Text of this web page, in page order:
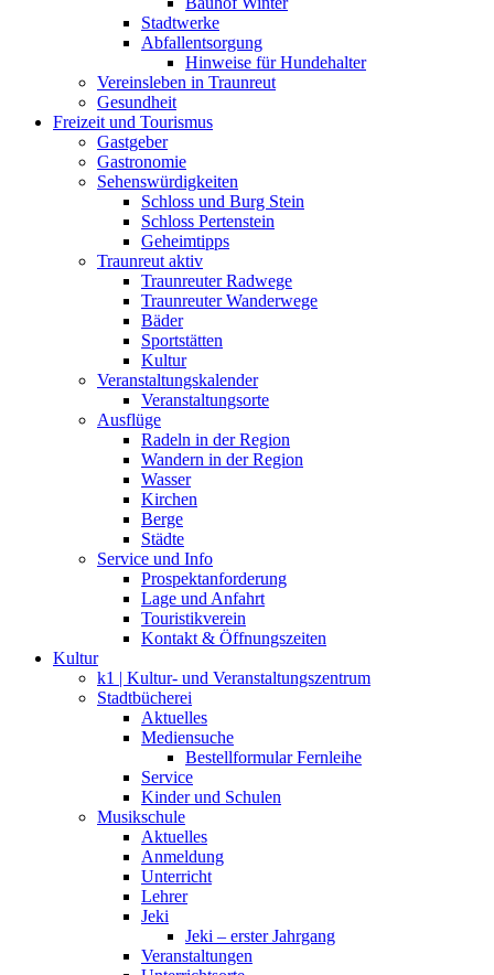
Stadtwerke
Abfallentsorgung
Hinweise für Hundehalter
Vereinsleben in Traunreut
Gesundheit
Freizeit und Tourismus
Gastgeber
Gastronomie
Sehenswürdigkeiten
Schloss und Burg Stein
Schloss Pertenstein
Geheimtipps
Traunreut aktiv
Traunreuter Radwege
Traunreuter Wanderwege
Bäder
Sportstätten
Kultur
Veranstaltungskalender
Veranstaltungsorte
Ausflüge
Radeln in der Region
Wandern in der Region
Wasser
Kirchen
Berge
Städte
Service und Info
Prospektanforderung
Lage und Anfahrt
Touristikverein
Kontakt & Öffnungszeiten
Kultur
k1 | Kultur- und Veranstaltungszentrum
Stadtbücherei
Aktuelles
Mediensuche
Bestellformular Fernleihe
Service
Kinder und Schulen
Musikschule
Aktuelles
Anmeldung
Unterricht
Lehrer
Jeki
Jeki – erster Jahrgang
Veranstaltungen